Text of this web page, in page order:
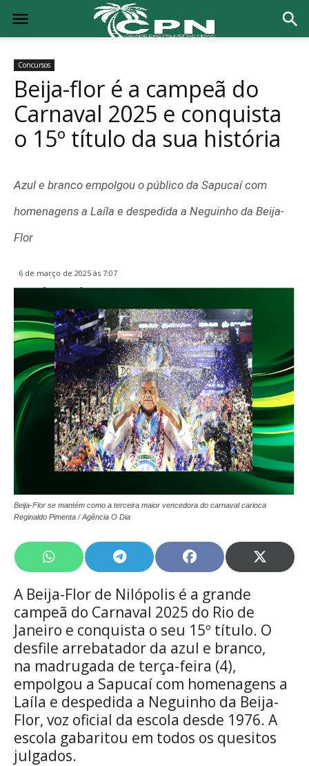
Concursos
Beija-flor é a campeã do
Carnaval 2025 e conquista
o 15º título da sua história
Azul e branco empolgou o público da Sapucaí com
homenagens a Laíla e despedida a Neguinho da Beija-
Flor
6 de março de 2025 às 7:07
Beija-Flor se mantém como a terceira maior vencedora do carnaval carioca
Reginaldo Pimenta / Agência O Dia
Share
on
WhatsApp
Share
on
Telegram
Share
on
Facebook
Share
on
A Beija-Flor de Nilópolis é a grande
campeã do Carnaval 2025 do Rio de
Janeiro e conquista o seu 15º título. O
desfile arrebatador da azul e branco,
na madrugada de terça-feira (4),
empolgou a Sapucaí com homenagens a
Laíla e despedida a Neguinho da Beija-
Flor, voz oficial da escola desde 1976. A
escola gabaritou em todos os quesitos
julgados.